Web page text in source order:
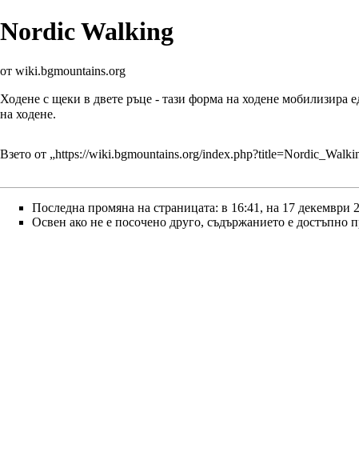
Nordic Walking
от wiki.bgmountains.org
Ходене с щеки в двете ръце - тази форма на ходене мобилизира
на ходене.
Взето от „https://wiki.bgmountains.org/
Последна промяна на страницата: в 16:41, на 17 декември
Освен ако не е посочено друго, съдържанието е достъпно